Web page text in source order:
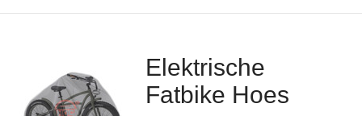
Elektrische
Fatbike Hoes